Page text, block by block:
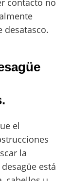
contacto no
desatasco.
el
la
está